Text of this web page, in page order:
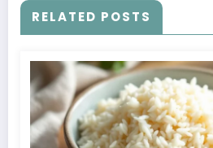
RELATED POSTS